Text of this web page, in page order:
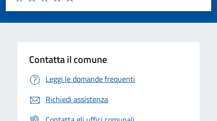
Valuta 5 stelle su 5
Valuta 4 stelle su 5
Valuta 3 stelle su 5
Valuta 2 stelle su 5
Valuta 1 stelle su 5
Contatta il comune
Leggi le domande frequenti
Richiedi assistenza